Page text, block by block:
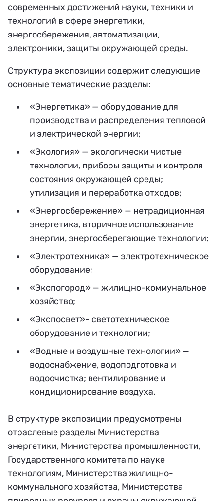
современных достижений науки, техники и
технологий в сфере энергетики,
энергосбережения, автоматизации,
электроники, защиты окружающей среды.
Структура экспозиции содержит следующие
основные тематические разделы:
«Энергетика» — оборудование для
производства и распределения тепловой
и электрической энергии;
«Экология» — экологически чистые
технологии, приборы защиты и контроля
состояния окружающей среды;
утилизация и переработка отходов;
«Энергосбережение» — нетрадиционная
энергетика, вторичное использование
энергии, энергосберегающие технологии;
«Электротехника» — электротехническое
оборудование;
«Экспогород» — жилищно-коммунальное
хозяйство;
«Экспосвет»- светотехническое
оборудование и технологии;
«Водные и воздушные технологии» —
водоснабжение, водоподготовка и
водоочистка; вентилирование и
кондиционирование воздуха.
В структуре экспозиции предусмотрены
отраслевые разделы Министерства
энергетики, Министерства промышленности,
Государственного комитета по науке
технологиям, Министерства жилищно-
коммунального хозяйства, Министерства